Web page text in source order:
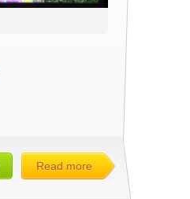
Read more